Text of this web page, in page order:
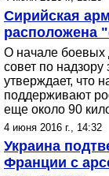
Сирийская
расположена
О начале боевых
совет по
утверждает, что
поддерживают
еще около 90
4 июня 2016 г., 14:32
Украина
Франции с